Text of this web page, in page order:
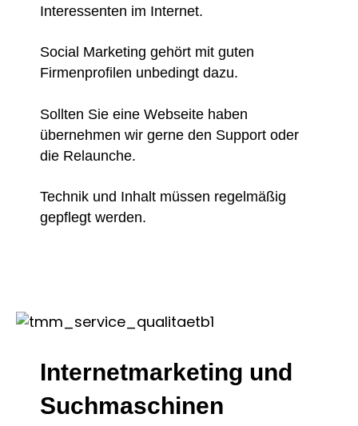
Interessenten im Internet.
Social Marketing gehört mit guten
Firmenprofilen unbedingt dazu.
Sollten Sie eine Webseite haben
übernehmen wir gerne den Support oder
die Relaunche.
Technik und Inhalt müssen regelmäßig
gepflegt werden.
Internetmarketing und
Suchmaschinen